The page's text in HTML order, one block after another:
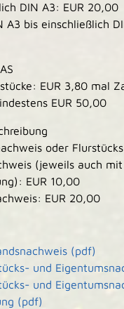
DIN A3: EUR 20,00
A3 bis einschließlich
EUR 3,80 mal
EUR 50,00
oder
(jeweils auch mit
EUR 10,00
EUR 20,00
(pdf)
und
und
(pdf)